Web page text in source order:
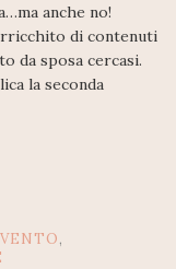
anche no!
di contenuti
da sposa cercasi.
la seconda
,